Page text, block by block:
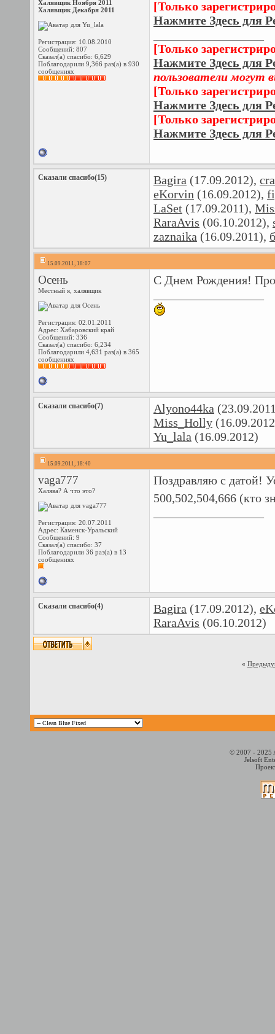
Халявщик Ноября 2011
Халявщик Декабря 2011
Регистрация: 10.08.2010
Сообщений: 807
Сказал(а) спасибо: 6,629
Поблагодарили 9,366 раз(а) в 930
сообщениях
[Только
Нажмите Здесь для
[Только
Нажмите Здесь для
пользователи могут
[Только
Нажмите Здесь для
[Только
Нажмите Здесь для
Сказали спасибо(15) Bagira (17.09.2012),
eKorvin (16.09.2012),
LaSet (17.09.2011),
RaraAvis (06.10.2012),
zaznaika (16.09.2011),
15.09.2011, 18:07
Осень
Местный я, халявщик
Регистрация: 02.01.2011
Адрес: Хабаровский край
Сообщений: 336
Сказал(а) спасибо: 6,234
Поблагодарили 4,631 раз(а) в 365
сообщениях
С Днем Рождения!
Сказали спасибо(7) Alyono44ka
Miss_Holly
Yu_lala (16.09.2012)
15.09.2011, 18:40
vaga777
Халява? А что это?
Регистрация: 20.07.2011
Адрес: Каменск-Уральский
Сообщений: 9
Сказал(а) спасибо: 37
Поблагодарили 36 раз(а) в 13
сообщениях
Поздравляю с датой!
500,502,504,666 (кто
Сказали спасибо(4) Bagira (17.09.2012),
RaraAvis (06.10.2012)
«
© 2007 - 2025
Jelsoft